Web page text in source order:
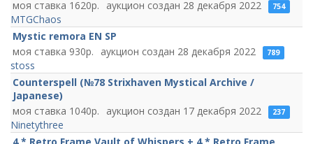
1620
28 декабря 2022 754
MTGChaos
Mystic remora EN SP
930
28 декабря 2022 789
stoss
Counterspell (№78 Strixhaven Mystical Archive /
Japanese)
1040
17 декабря 2022 237
Ninetythree